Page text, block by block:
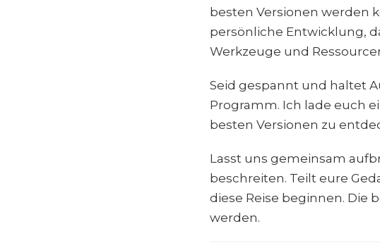
besten Versionen werden
persönliche Entwicklung,
Werkzeuge und
Seid gespannt und haltet
Programm. Ich lade euch
besten Versionen zu
Lasst uns gemeinsam
beschreiten. Teilt eure
diese Reise beginnen. Die
werden.